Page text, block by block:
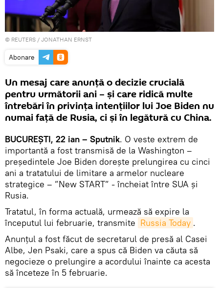
© REUTERS / JONATHAN ERNST
Abonare
Un mesaj care anunță o decizie crucială
pentru următorii ani – și care ridică multe
întrebări în privința intențiilor lui Joe Biden nu
numai față de Rusia, ci și în legătură cu China.
BUCUREȘTI, 22 ian – Sputnik. O veste extrem de
importantă a fost transmisă de la Washington –
preşedintele Joe Biden doreşte prelungirea cu cinci
ani a tratatului de limitare a armelor nucleare
strategice – ”New START” - încheiat între SUA şi
Rusia.
Tratatul, în forma actuală, urmează să expire la
începutul lui februarie, transmite Russia Today .
Anunțul a fost făcut de secretarul de presă al Casei
Albe, Jen Psaki, care a spus că Biden va căuta să
negocieze o prelungire a acordului înainte ca acesta
să înceteze în 5 februarie.